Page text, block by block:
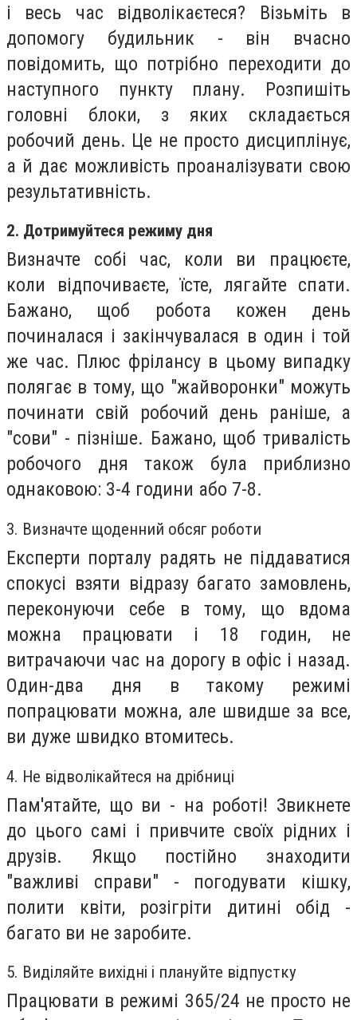
і весь час відволікаєтеся? Візьміть в
допомогу будильник - він вчасно
повідомить, що потрібно переходити до
наступного пункту плану. Розпишіть
головні блоки, з яких складається
робочий день. Це не просто дисциплінує,
а й дає можливість проаналізувати свою
результативність.
2. Дотримуйтеся режиму дня
Визначте собі час, коли ви працюєте,
коли відпочиваєте, їсте, лягайте спати.
Бажано, щоб робота кожен день
починалася і закінчувалася в один і той
же час. Плюс фрілансу в цьому випадку
полягає в тому, що "жайворонки" можуть
починати свій робочий день раніше, а
"сови" - пізніше. Бажано, щоб тривалість
робочого дня також була приблизно
однаковою: 3-4 години або 7-8.
3. Визначте щоденний обсяг роботи
Експерти порталу радять не піддаватися
спокусі взяти відразу багато замовлень,
переконуючи себе в тому, що вдома
можна працювати і 18 годин, не
витрачаючи час на дорогу в офіс і назад.
Один-два дня в такому режимі
попрацювати можна, але швидше за все,
ви дуже швидко втомитесь.
4. Не відволікайтеся на дрібниці
Пам'ятайте, що ви - на роботі! Звикнете
до цього самі і привчите своїх рідних і
друзів. Якщо постійно знаходити
"важливі справи" - погодувати кішку,
полити квіти, розігріти дитині обід -
багато ви не заробите.
5. Виділяйте вихідні і плануйте відпустку
Працювати в режимі 365/24 не просто не